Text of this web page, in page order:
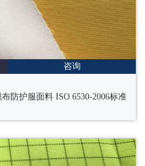
咨询
防护服面料 ISO 6530-2006标准